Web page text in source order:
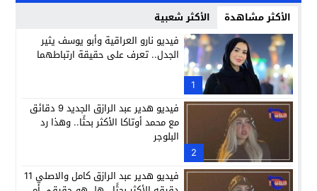
الأكثر مشاهدة الأكثر شعبية
1
فيديو نارو العراقية وأبو يوسف يثير
الجدل.. تعرف على حقيقة ارتباطهما
2
فيديو هدير عبد الرازق الجديد 9 دقائق
مع محمد أوتاكا الأكثر بحثًا.. وهذا رد
البلوجر
فيديو هدير عبد الرازق كامل والاصلي 11